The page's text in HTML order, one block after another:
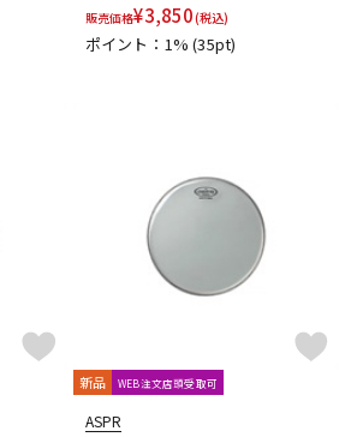
販売価格¥3,850(税込)
ポイント：1%(35pt)
新品 WEB注文店頭受取可
ASPR